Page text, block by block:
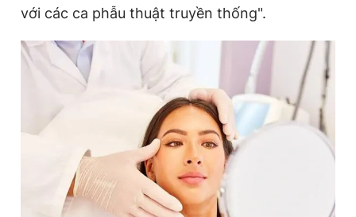
với các ca phẫu thuật truyền thống".